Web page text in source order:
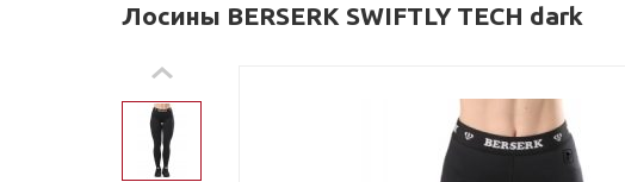
Лосины BERSERK SWIFTLY TECH dark